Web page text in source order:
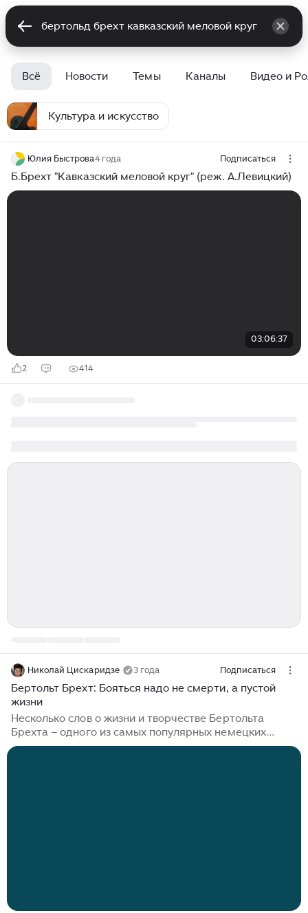
Всё Новости Темы Каналы Видео и
Культура и искусство
Юлия Быстрова4 года Подписаться
Б.Брехт "Кавказский меловой круг" (реж. А.Левицкий)
03:06:37
2 414
Николай Цискаридзе 3 года Подписаться
Бертольт Брехт: Бояться надо не смерти, а пустой
жизни
Несколько слов о жизни и творчестве Бертольта
Брехта – одного из самых популярных немецких
драматургов, поэта, теоретика искусства, режиссера.